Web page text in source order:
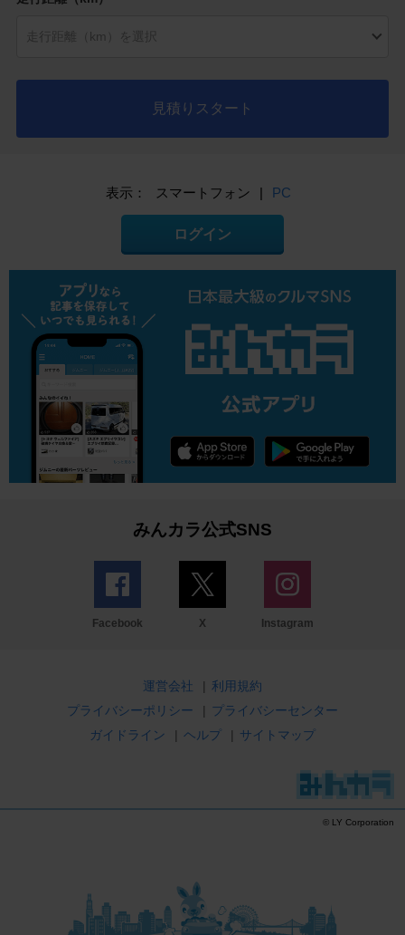
見積りスタート
表示： スマートフォン | PC
ログイン
みんカラ公式SNS
Facebook X Instagram
運営会社 | 利用規約
プライバシーポリシー
| プライバシーセンター
ガイドライン
| ヘルプ | サイトマップ
© LY Corporation